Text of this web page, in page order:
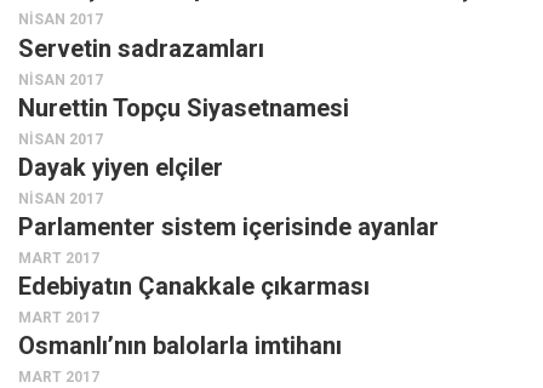
NISAN 2017
Servetin sadrazamları
NISAN 2017
Nurettin Topçu Siyasetnamesi
NISAN 2017
Dayak yiyen elçiler
NISAN 2017
Parlamenter sistem içerisinde ayanlar
MART 2017
Edebiyatın Çanakkale çıkarması
MART 2017
Osmanlı’nın balolarla imtihanı
MART 2017